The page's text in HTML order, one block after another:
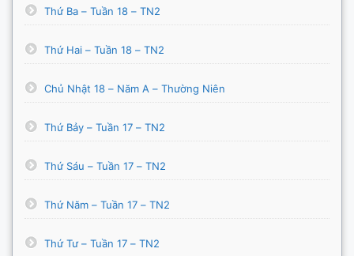
Thứ Ba – Tuần 18 – TN2
Thứ Hai – Tuần 18 – TN2
Chủ Nhật 18 – Năm A – Thường Niên
Thứ Bảy – Tuần 17 – TN2
Thứ Sáu – Tuần 17 – TN2
Thứ Năm – Tuần 17 – TN2
Thứ Tư – Tuần 17 – TN2